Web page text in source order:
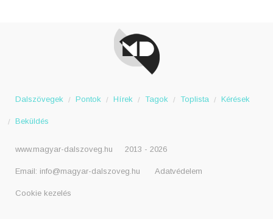
Dalszövegek Pontok Hírek Tagok Toplista Kérések
Beküldés
www.magyar-dalszoveg.hu 2013 - 2026
Email: info@magyar-dalszoveg.hu Adatvédelem
Cookie kezelés